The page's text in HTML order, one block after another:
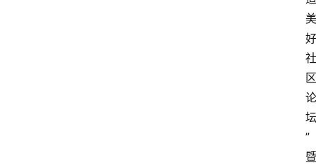
美
好
社
区
论
坛
”
暨